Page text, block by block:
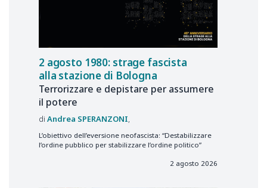
2 agosto 1980: strage fascista
alla stazione di Bologna
Terrorizzare e depistare per assumere
il potere
Andrea SPERANZONI
L’obiettivo dell’eversione neofascista: “Destabilizzare
l’ordine pubblico per stabilizzare l’ordine politico”
2 agosto 2026